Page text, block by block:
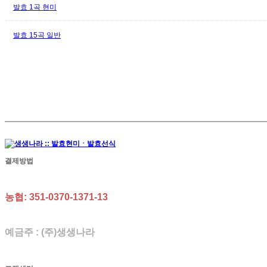
발효 1곡 현미
발효 15곡 일반
결제방법
농협: 351-0370-1371-13
예금주 : (주)생생나라